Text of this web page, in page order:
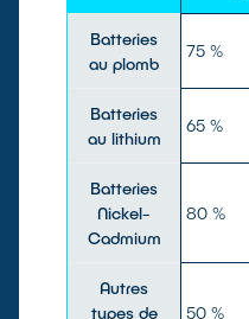
Batteries
au plomb
75 %
Batteries
au lithium
65 %
Batteries
Nickel-
Cadmium
80 %
Autres
types de
50 %